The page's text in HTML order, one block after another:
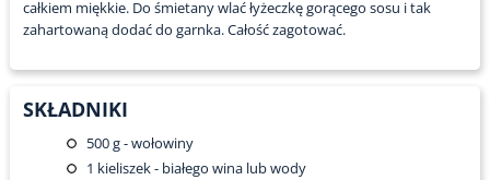
całkiem miękkie. Do śmietany wlać łyżeczkę gorącego sosu i tak
zahartowaną dodać do garnka. Całość zagotować.
SKŁADNIKI
500g - wołowiny
1 kieliszek - białego wina lub wody